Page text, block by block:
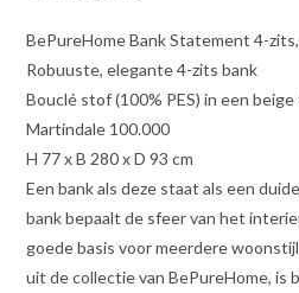
BePureHome Bank Statement 4-
Robuuste, elegante 4-zits bank
Bouclé stof (100% PES) in een
Martindale 100.000
H 77 x B 280 x D 93 cm
Een bank als deze staat als een
bank bepaalt de sfeer van het
goede basis voor meerdere
uit de collectie van BePureHome, is